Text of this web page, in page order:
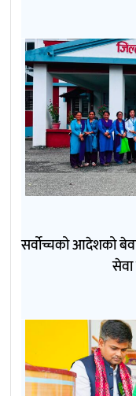
सर्वोच्चको आदेशको
सेवा